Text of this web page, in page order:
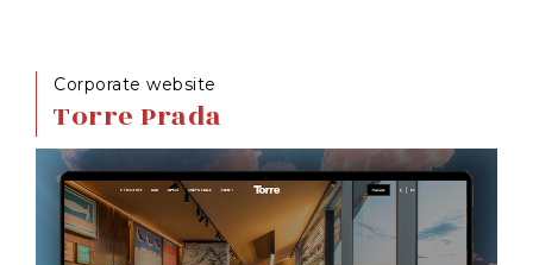
Corporate website
Torre Prada